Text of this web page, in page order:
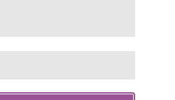
y cocción de los
modelo indicado.